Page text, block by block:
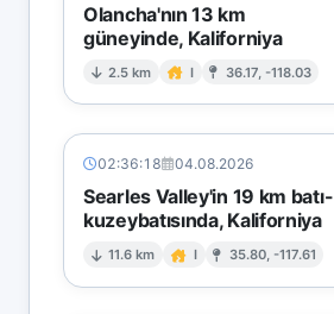
Olancha'nın 13 km
güneyinde, Kaliforniya
2.5 km I 36.17, -118.03
02:36:18 04.08.2026
Searles Valley'in 19 km batı-
kuzeybatısında, Kaliforniya
11.6 km I 35.80, -117.61